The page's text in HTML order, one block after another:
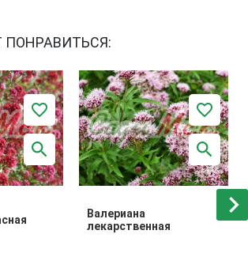
Валериана
лекарственная